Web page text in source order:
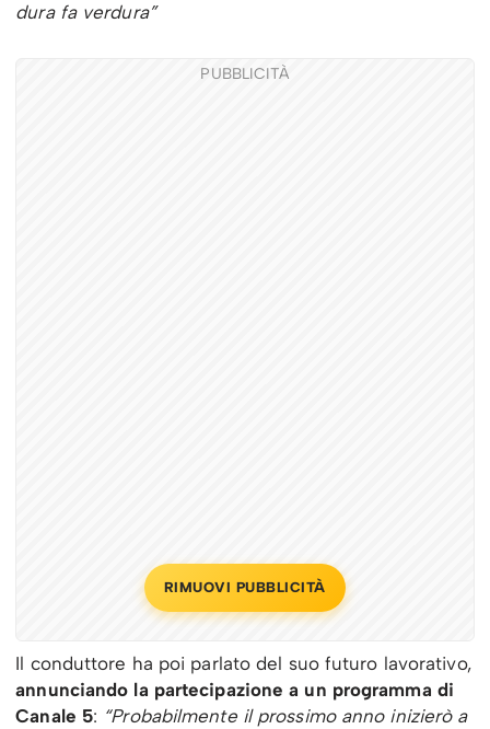
dura fa verdura”
PUBBLICITÀ
RIMUOVI PUBBLICITÀ
Il conduttore ha poi parlato del suo futuro lavorativo,
annunciando la partecipazione a un programma di
Canale 5: “Probabilmente il prossimo anno inizierò a